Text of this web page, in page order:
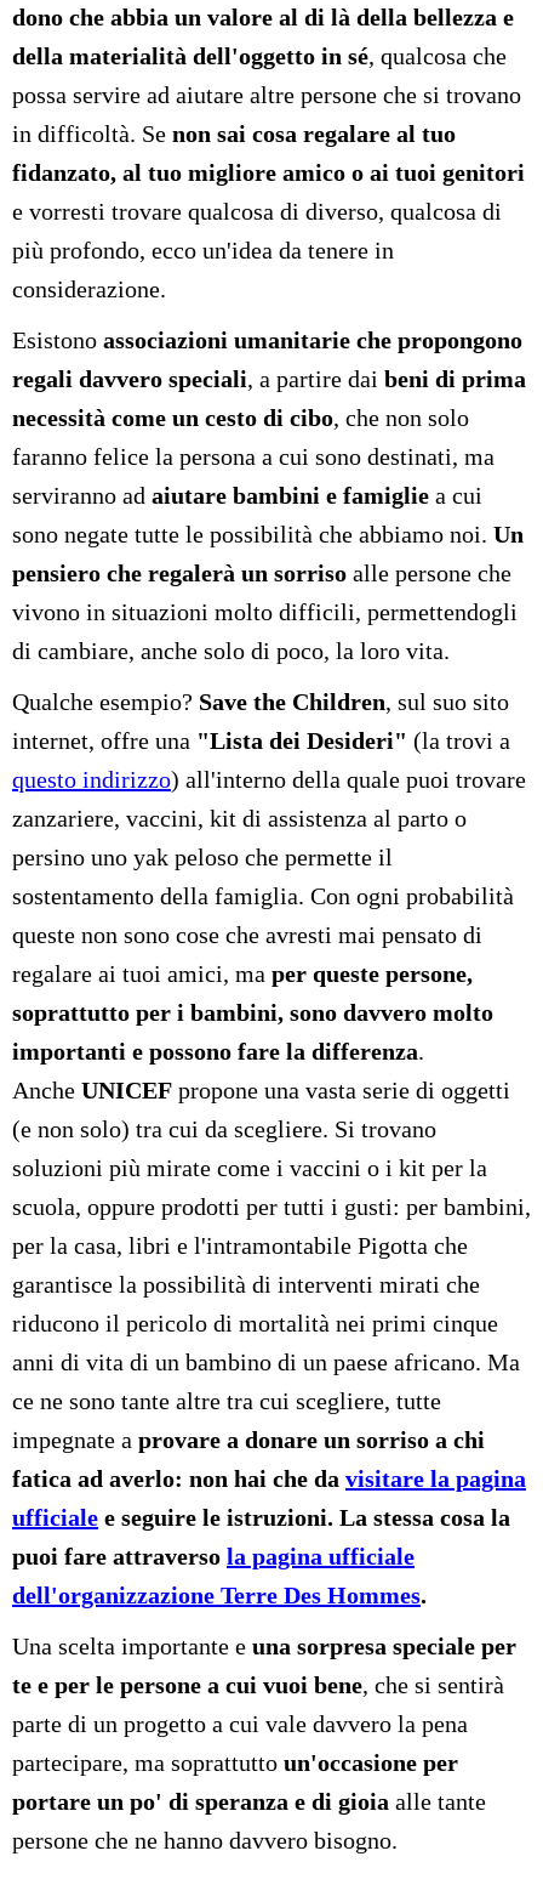
dono che abbia un valore al di là della bellezza e
della materialità dell'oggetto in sé, qualcosa che
possa servire ad aiutare altre persone che si trovano
in difficoltà. Se non sai cosa regalare al tuo
fidanzato, al tuo migliore amico o ai tuoi genitori
e vorresti trovare qualcosa di diverso, qualcosa di
più profondo, ecco un'idea da tenere in
considerazione.
Esistono associazioni umanitarie che propongono
regali davvero speciali, a partire dai beni di prima
necessità come un cesto di cibo, che non solo
faranno felice la persona a cui sono destinati, ma
serviranno ad aiutare bambini e famiglie a cui
sono negate tutte le possibilità che abbiamo noi. Un
pensiero che regalerà un sorriso alle persone che
vivono in situazioni molto difficili, permettendogli
di cambiare, anche solo di poco, la loro vita.
Qualche esempio? Save the Children, sul suo sito
internet, offre una "Lista dei Desideri" (la trovi a
questo indirizzo) all'interno della quale puoi trovare
zanzariere, vaccini, kit di assistenza al parto o
persino uno yak peloso che permette il
sostentamento della famiglia. Con ogni probabilità
queste non sono cose che avresti mai pensato di
regalare ai tuoi amici, ma per queste persone,
soprattutto per i bambini, sono davvero molto
importanti e possono fare la differenza.
Anche UNICEF propone una vasta serie di oggetti
(e non solo) tra cui da scegliere. Si trovano
soluzioni più mirate come i vaccini o i kit per la
scuola, oppure prodotti per tutti i gusti: per bambini,
per la casa, libri e l'intramontabile Pigotta che
garantisce la possibilità di interventi mirati che
riducono il pericolo di mortalità nei primi cinque
anni di vita di un bambino di un paese africano. Ma
ce ne sono tante altre tra cui scegliere, tutte
impegnate a provare a donare un sorriso a chi
fatica ad averlo: non hai che da visitare la pagina
ufficiale e seguire le istruzioni. La stessa cosa la
puoi fare attraverso la pagina ufficiale
dell'organizzazione Terre Des Hommes.
Una scelta importante e una sorpresa speciale per
te e per le persone a cui vuoi bene, che si sentirà
parte di un progetto a cui vale davvero la pena
partecipare, ma soprattutto un'occasione per
portare un po' di speranza e di gioia alle tante
persone che ne hanno davvero bisogno.